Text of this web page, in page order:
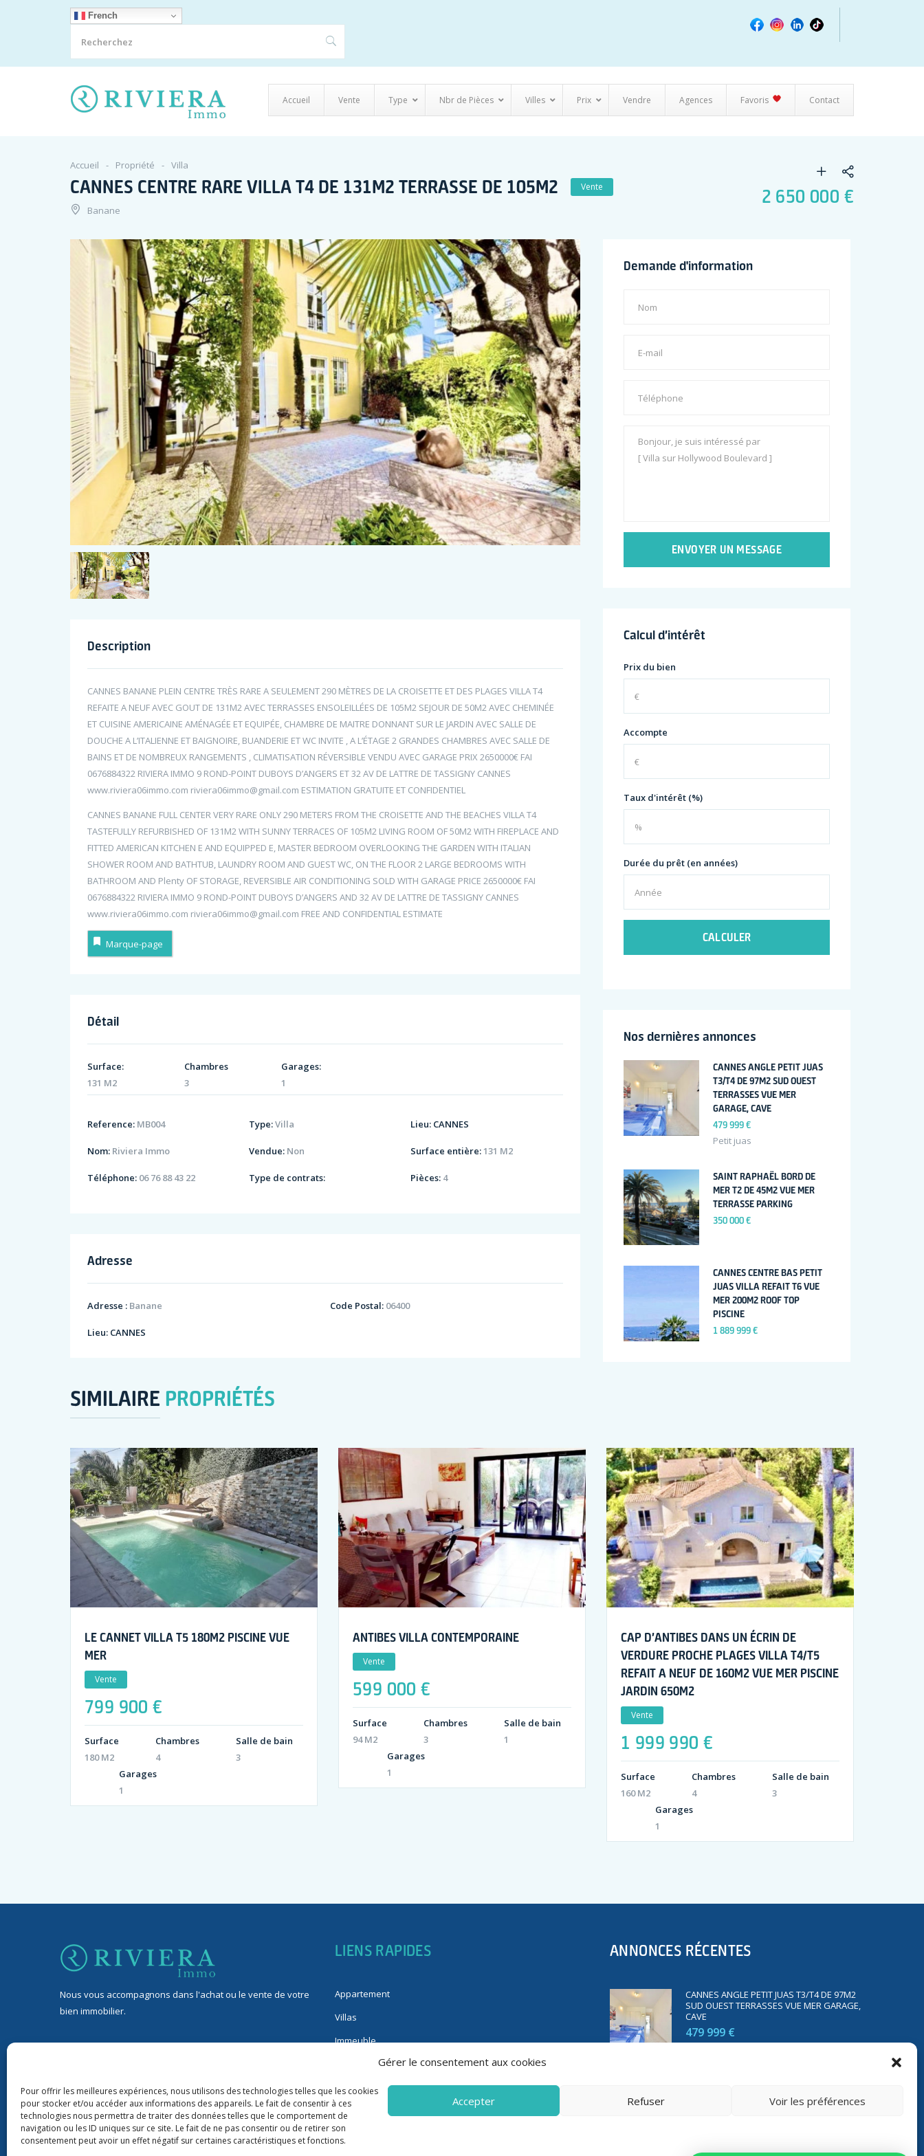
Gérer le consentement aux cookies
Pour offrir les meilleures expériences, nous utilisons des technologies telles que les cookies
pour stocker et/ou accéder aux informations des appareils. Le fait de consentir à ces
technologies nous permettra de traiter des données telles que le comportement de
navigation ou les ID uniques sur ce site. Le fait de ne pas consentir ou de retirer son
consentement peut avoir un effet négatif sur certaines caractéristiques et fonctions.
Accepter Refuser Voir les préférences
French
Accueil Vente Type Nbr de Pièces Villes Prix Vendre Agences Favoris Contact
2 650 000 €
Accueil Propriété Villa
CANNES CENTRE RARE VILLA T4 DE 131M2 TERRASSE DE 105M2 Vente
Banane
Description
CANNES BANANE PLEIN CENTRE TRÈS RARE A SEULEMENT 290 MÈTRES DE LA CROISETTE ET DES PLAGES VILLA T4
REFAITE A NEUF AVEC GOUT DE 131M2 AVEC TERRASSES ENSOLEILLÉES DE 105M2 SEJOUR DE 50M2 AVEC CHEMINÉE
ET CUISINE AMERICAINE AMÉNAGÉE ET EQUIPÉE, CHAMBRE DE MAITRE DONNANT SUR LE JARDIN AVEC SALLE DE
DOUCHE A L’ITALIENNE ET BAIGNOIRE, BUANDERIE ET WC INVITE , A L’ÉTAGE 2 GRANDES CHAMBRES AVEC SALLE DE
BAINS ET DE NOMBREUX RANGEMENTS , CLIMATISATION RÉVERSIBLE VENDU AVEC GARAGE PRIX 2650000€ FAI
0676884322 RIVIERA IMMO 9 ROND-POINT DUBOYS D’ANGERS ET 32 AV DE LATTRE DE TASSIGNY CANNES
www.riviera06immo.com riviera06immo@gmail.com ESTIMATION GRATUITE ET CONFIDENTIEL
CANNES BANANE FULL CENTER VERY RARE ONLY 290 METERS FROM THE CROISETTE AND THE BEACHES VILLA T4
TASTEFULLY REFURBISHED OF 131M2 WITH SUNNY TERRACES OF 105M2 LIVING ROOM OF 50M2 WITH FIREPLACE AND
FITTED AMERICAN KITCHEN E AND EQUIPPED E, MASTER BEDROOM OVERLOOKING THE GARDEN WITH ITALIAN
SHOWER ROOM AND BATHTUB, LAUNDRY ROOM AND GUEST WC, ON THE FLOOR 2 LARGE BEDROOMS WITH
BATHROOM AND Plenty OF STORAGE, REVERSIBLE AIR CONDITIONING SOLD WITH GARAGE PRICE 2650000€ FAI
0676884322 RIVIERA IMMO 9 ROND-POINT DUBOYS D’ANGERS AND 32 AV DE LATTRE DE TASSIGNY CANNES
www.riviera06immo.com riviera06immo@gmail.com FREE AND CONFIDENTIAL ESTIMATE
Marque-page
Détail
Surface:
131 M2
Chambres
3
Garages:
1
Reference: MB004
Nom: Riviera Immo
Téléphone: 06 76 88 43 22
Type:Villa
Vendue: Non
Type de contrats:
Lieu: CANNES
Surface entière: 131 M2
Pièces: 4
Adresse
Adresse : Banane
Lieu: CANNES
Code Postal:06400
Demande d'information
ENVOYER UN MESSAGE
Calcul d’intérêt
Prix du bien
Accompte
Taux d'intérêt (%)
Durée du prêt (en années)
CALCULER
Nos dernières annonces
CANNES ANGLE PETIT JUAS
T3/T4 DE 97M2 SUD OUEST
TERRASSES VUE MER
GARAGE, CAVE
479 999 €
Petit juas
SAINT RAPHAËL BORD DE
MER T2 DE 45M2 VUE MER
TERRASSE PARKING
350 000 €
CANNES CENTRE BAS PETIT
JUAS VILLA REFAIT T6 VUE
MER 200M2 ROOF TOP
PISCINE
1 889 999 €
SIMILAIRE PROPRIÉTÉS
LE CANNET VILLA T5 180M2 PISCINE VUE
MER
Vente
799 900 €
Surface
180 M2
Chambres
4
Salle de bain
3
Garages
1
ANTIBES VILLA CONTEMPORAINE
Vente
599 000 €
Surface
94 M2
Chambres
3
Salle de bain
1
Garages
1
CAP D’ANTIBES DANS UN ÉCRIN DE
VERDURE PROCHE PLAGES VILLA T4/T5
REFAIT A NEUF DE 160M2 VUE MER PISCINE
JARDIN 650M2
Vente
1 999 990 €
Surface
160 M2
Chambres
4
Salle de bain
3
Garages
1
Nous vous accompagnons dans l'achat ou le vente de votre
bien immobilier.
9 rond-point Duboys d’Angers, 06400 Cannes
+33 06 76 88 43 22
riviera06immo@gmail.com
LIENS RAPIDES
Appartement
Villas
Immeuble
Fonds de commerce
Immobilier pro
ANNONCES RÉCENTES
CANNES ANGLE PETIT JUAS T3/T4 DE 97M2
SUD OUEST TERRASSES VUE MER GARAGE,
CAVE
479 999 €